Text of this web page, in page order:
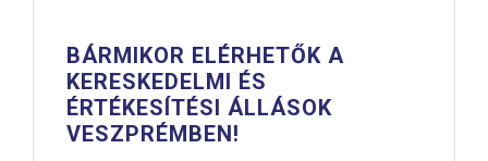
BÁRMIKOR ELÉRHETŐK A
KERESKEDELMI ÉS
ÉRTÉKESÍTÉSI ÁLLÁSOK
VESZPRÉMBEN!